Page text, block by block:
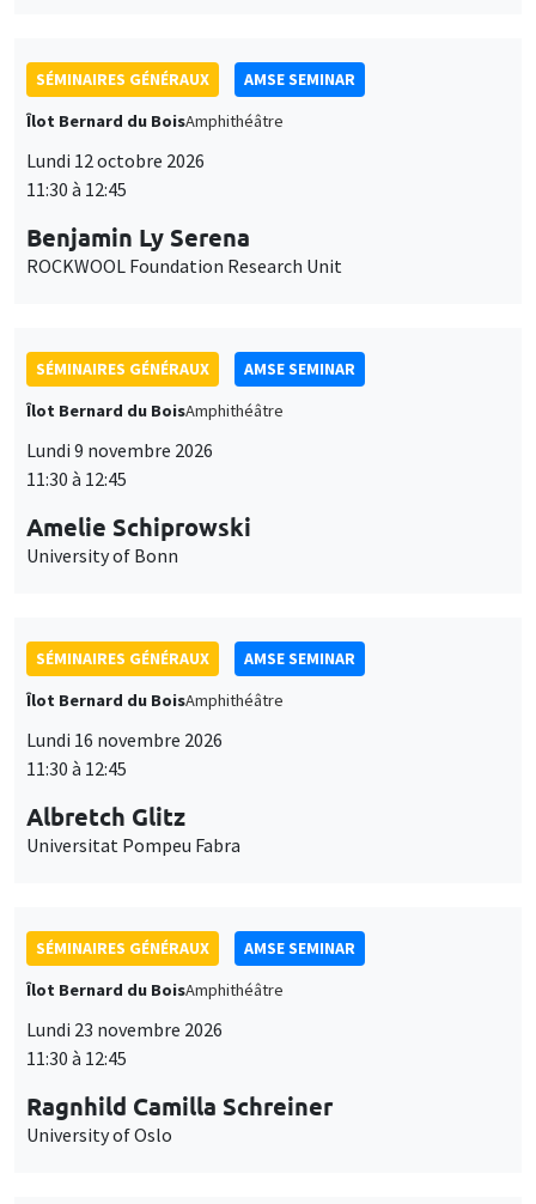
SÉMINAIRES GÉNÉRAUX
AMSE SEMINAR
Îlot Bernard du BoisAmphithéâtre
Lundi 12 octobre 2026
11:30 à 12:45
Benjamin Ly Serena
ROCKWOOL Foundation Research Unit
SÉMINAIRES GÉNÉRAUX
AMSE SEMINAR
Îlot Bernard du BoisAmphithéâtre
Lundi 9 novembre 2026
11:30 à 12:45
Amelie Schiprowski
University of Bonn
SÉMINAIRES GÉNÉRAUX
AMSE SEMINAR
Îlot Bernard du BoisAmphithéâtre
Lundi 16 novembre 2026
11:30 à 12:45
Albretch Glitz
Universitat Pompeu Fabra
SÉMINAIRES GÉNÉRAUX
AMSE SEMINAR
Îlot Bernard du BoisAmphithéâtre
Lundi 23 novembre 2026
11:30 à 12:45
Ragnhild Camilla Schreiner
University of Oslo